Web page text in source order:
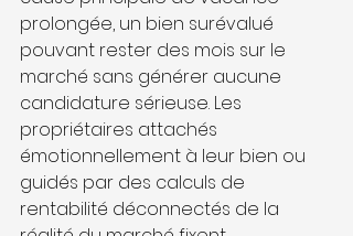
prolongée, un bien surévalué
pouvant rester des mois sur le
marché sans générer aucune
candidature sérieuse. Les
propriétaires attachés
émotionnellement à leur bien ou
guidés par des calculs de
rentabilité déconnectés de la